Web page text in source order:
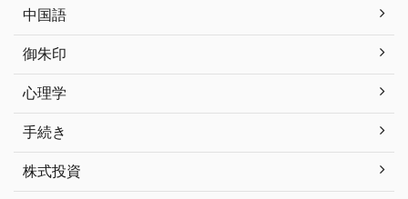
中国語
御朱印
心理学
手続き
株式投資